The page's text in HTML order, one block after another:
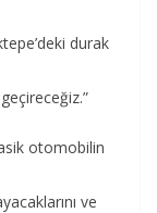
durak
otomobilin
ve